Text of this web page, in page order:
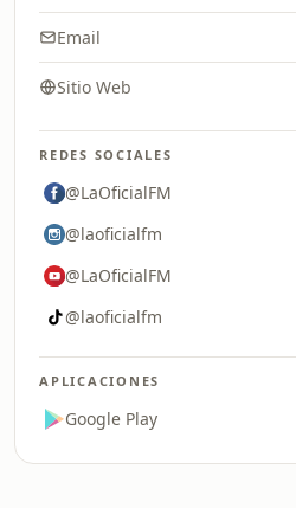
Email
Sitio Web
REDES SOCIALES
@LaOficialFM
@laoficialfm
@LaOficialFM
@laoficialfm
APLICACIONES
Google Play